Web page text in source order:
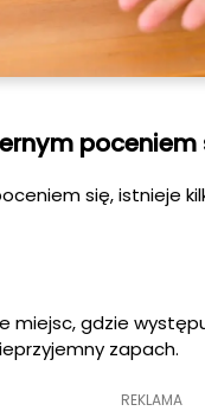
poceniem
się, istnieje
miejsc, gdzie
zapach.
REKLAMA